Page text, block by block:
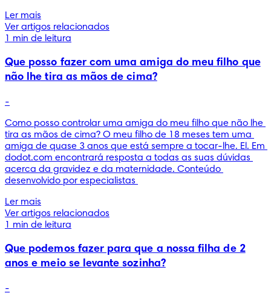
Ler mais
Ver artigos relacionados
1 min de leitura
Que posso fazer com uma amiga do meu filho que
não lhe tira as mãos de cima?
-
Como posso controlar uma amiga do meu filho que não lhe
tira as mãos de cima? O meu filho de 18 meses tem uma
amiga de quase 3 anos que está sempre a tocar-lhe. El. Em
dodot.com encontrará resposta a todas as suas dúvidas
acerca da gravidez e da maternidade. Conteúdo
desenvolvido por especialistas
Ler mais
Ver artigos relacionados
1 min de leitura
Que podemos fazer para que a nossa filha de 2
anos e meio se levante sozinha?
-